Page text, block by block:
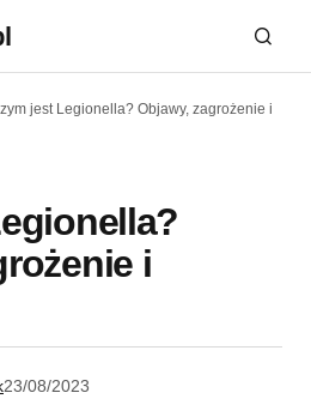
jest Legionella? Objawy, zagrożenie i
i
23/08/2023